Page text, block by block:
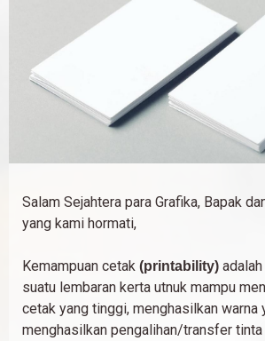
Salam Sejahtera para Grafika, Bapak
yang kami hormati,
Kemampuan cetak (printability)
suatu lembaran kerta utnuk mampu
cetak yang tinggi, menghasilkan warna
menghasilkan pengalihan/transfer tinta